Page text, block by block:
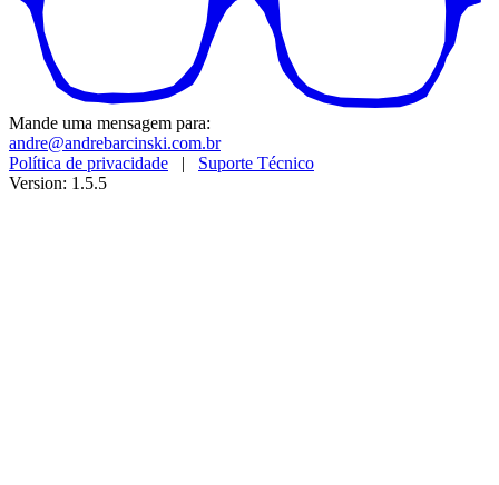
Mande uma mensagem para:
andre@andrebarcinski.com.br
Política de privacidade | Suporte Técnico
Version: 1.5.5